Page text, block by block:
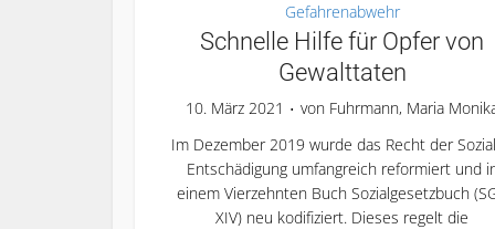
Gefahrenabwehr
Schnelle Hilfe für Opfer von
Gewalttaten
10. März 2021 von Fuhrmann, Maria
Im Dezember 2019 wurde das Recht der
Entschädigung umfangreich reformiert und
einem Vierzehnten Buch Sozialgesetzbuch
XIV) neu kodifiziert. Dieses regelt die